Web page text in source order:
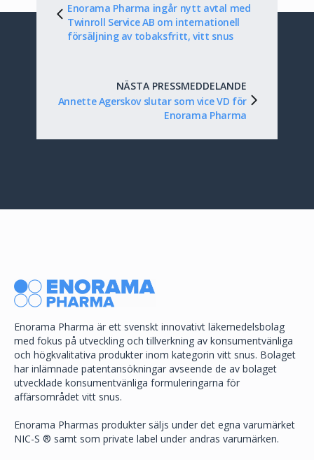
Enorama Pharma ingår nytt avtal med
Twinroll Service AB om internationell
försäljning av tobaksfritt, vitt snus
NÄSTA PRESSMEDDELANDE
Annette Agerskov slutar som vice VD för
Enorama Pharma
Enorama Pharma är ett svenskt innovativt läkemedelsbolag
med fokus på utveckling och tillverkning av konsumentvänliga
och högkvalitativa produkter inom kategorin vitt snus. Bolaget
har inlämnade patentansökningar avseende de av bolaget
utvecklade konsumentvänliga formuleringarna för
affärsområdet vitt snus.
Enorama Pharmas produkter säljs under det egna varumärket
NIC-S ® samt som private label under andras varumärken.